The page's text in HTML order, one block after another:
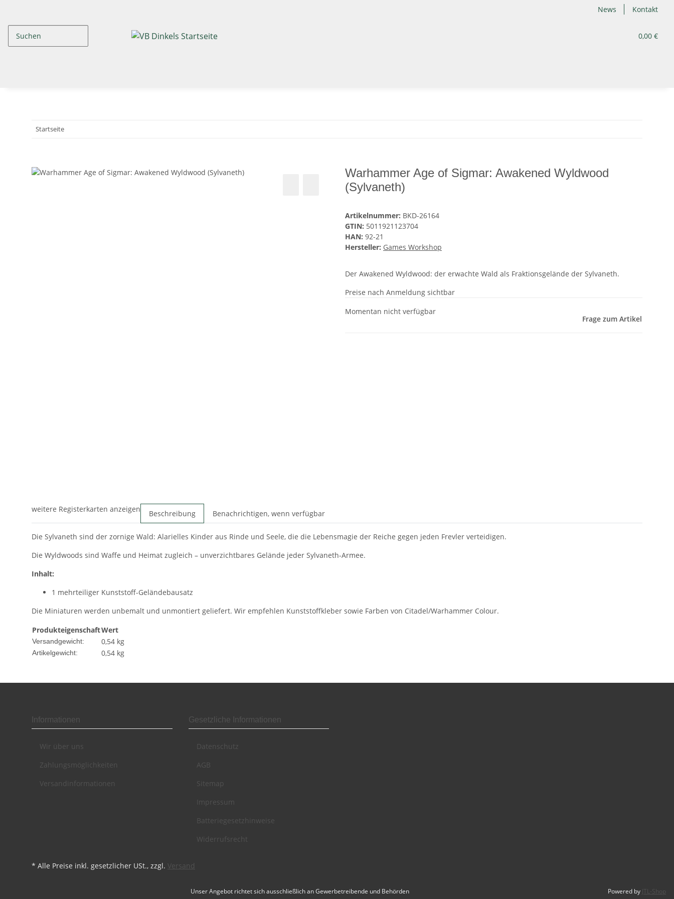
News Kontakt
0,00 €
Startseite
Warhammer Age of Sigmar: Awakened Wyldwood
(Sylvaneth)
Artikelnummer: BKD-26164
GTIN: 5011921123704
HAN: 92-21
Hersteller: Games Workshop
Der Awakened Wyldwood: der erwachte Wald als Fraktionsgelände der Sylvaneth.
Preise nach Anmeldung sichtbar
Momentan nicht verfügbar
Frage zum Artikel
weitere Registerkarten anzeigen Beschreibung Benachrichtigen, wenn verfügbar
Die Sylvaneth sind der zornige Wald: Alarielles Kinder aus Rinde und Seele, die die Lebensmagie der Reiche gegen jeden Frevler verteidigen.
Die Wyldwoods sind Waffe und Heimat zugleich – unverzichtbares Gelände jeder Sylvaneth-Armee.
Inhalt:
1 mehrteiliger Kunststoff-Geländebausatz
Die Miniaturen werden unbemalt und unmontiert geliefert. Wir empfehlen Kunststoffkleber sowie Farben von Citadel/Warhammer Colour.
ProdukteigenschaftWert
Versandgewicht: 0,54 kg
Artikelgewicht: 0,54 kg
Informationen
Wir über uns
Zahlungsmöglichkeiten
Versandinformationen
Gesetzliche Informationen
Datenschutz
AGB
Sitemap
Impressum
Batteriegesetzhinweise
Widerrufsrecht
* Alle Preise inkl. gesetzlicher USt., zzgl. Versand
Unser Angebot richtet sich ausschließlich an Gewerbetreibende und Behörden Powered by JTL-Shop